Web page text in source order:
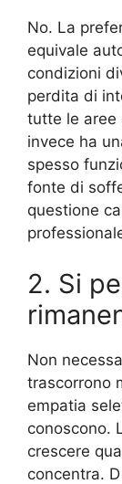
No. La
equivale
condizioni
perdita di
tutte le aree
invece ha
spesso
fonte di
questione
2. Si
Non
trascorrono
empatia
conoscono.
crescere
concentra.